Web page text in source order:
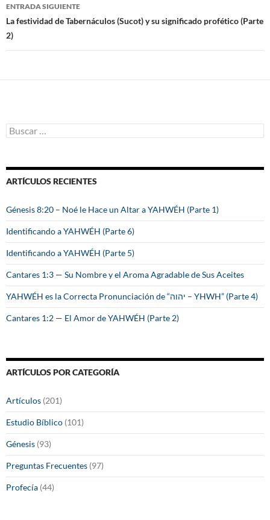
entradas
ENTRADA SIGUIENTE
La festividad de Tabernáculos (Sucot) y su significado profético (Parte
2)
B
u
a
r
ARTÍCULOS RECIENTES
Génesis 8:20 – Noé le Hace un Altar a YAHWÉH (Parte 1)
Identificando a YAHWÉH (Parte 6)
Identificando a YAHWÉH (Parte 5)
Cantares 1:3 — Su Nombre y el Aroma Agradable de Sus Aceites
YAHWÉH es la Correcta Pronunciación de “יהוה – YHWH” (Parte 4)
Cantares 1:2 — El Amor de YAHWÉH (Parte 2)
ARTÍCULOS POR CATEGORÍA
Artículos (201)
Estudio Bíblico (101)
Génesis (93)
Preguntas Frecuentes (97)
Profecía (44)